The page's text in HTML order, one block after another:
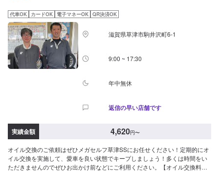
代車OK カードOK 電子マネーOK QR決済OK
滋賀県草津市駒井沢町6-1
9:00 ~ 17:30
年中無休
返信の早い店舗です
実績金額 4,620円〜
オイル交換のご依頼はぜひメガセルフ草津SSにお任せください！定期的にオ
イル交換を実施して、愛車を良い状態でキープしましょう！多くは時間をい
ただきませんのでぜひお出かけ前などにご利用ください。【オイル交換料